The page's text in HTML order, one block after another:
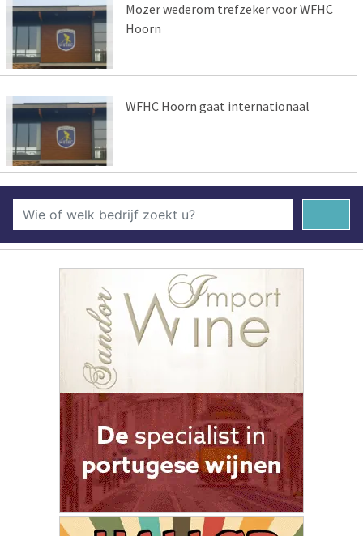
Mozer wederom trefzeker voor WFHC
Hoorn
WFHC Hoorn gaat internationaal